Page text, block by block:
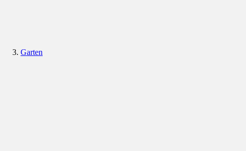
Garten